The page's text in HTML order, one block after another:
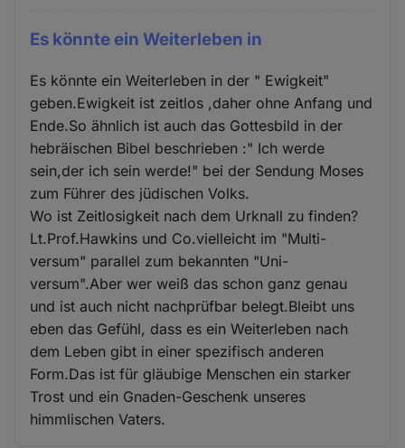
Es könnte ein Weiterleben in
Es könnte ein Weiterleben in der " Ewigkeit"
geben.Ewigkeit ist zeitlos ,daher ohne Anfang und
Ende.So ähnlich ist auch das Gottesbild in der
hebräischen Bibel beschrieben :" Ich werde
sein,der ich sein werde!" bei der Sendung Moses
zum Führer des jüdischen Volks.
Wo ist Zeitlosigkeit nach dem Urknall zu finden?
Lt.Prof.Hawkins und Co.vielleicht im "Multi-
versum" parallel zum bekannten "Uni-
versum".Aber wer weiß das schon ganz genau
und ist auch nicht nachprüfbar belegt.Bleibt uns
eben das Gefühl, dass es ein Weiterleben nach
dem Leben gibt in einer spezifisch anderen
Form.Das ist für gläubige Menschen ein starker
Trost und ein Gnaden-Geschenk unseres
himmlischen Vaters.